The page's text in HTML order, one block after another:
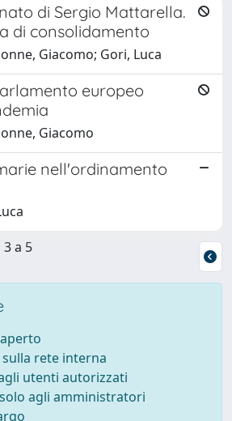
di Sergio Mattarella.
di consolidamento
Giacomo; Gori, Luca
europeo
Giacomo
nell'ordinamento
a 5
rete interna
utenti autorizzati
agli amministratori